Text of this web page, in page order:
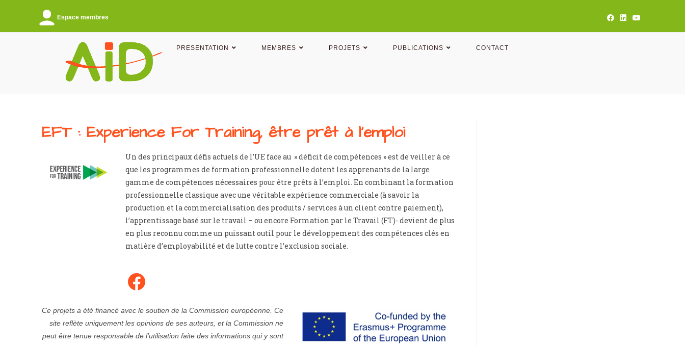
Espace membres
PRESENTATION MEMBRES PROJETS PUBLICATIONS CONTACT
EFT : Experience For Training, être prêt à l'emploi
Un des principaux défis actuels de l’UE face au » déficit de compétences » est de veiller à ce
que les programmes de formation professionnelle dotent les apprenants de la large
gamme de compétences nécessaires pour être prêts à l’emploi. En combinant la formation
professionnelle classique avec une véritable expérience commerciale (à savoir la
production et la commercialisation des produits / services à un client contre paiement),
l’apprentissage basé sur le travail – ou encore Formation par le Travail (FT)- devient de plus
en plus reconnu comme un puissant outil pour le développement des compétences clés en
matière d’employabilité et de lutte contre l’exclusion sociale.
Ce projets a été financé avec le soutien de la Commission européenne. Ce
site reflète uniquement les opinions de ses auteurs, et la Commission ne
peut être tenue responsable de l’utilisation faite des informations qui y sont